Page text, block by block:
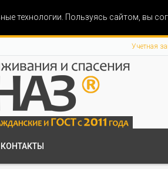
технологии. Пользуясь сайтом, вы
Учетная
КОНТАКТЫ